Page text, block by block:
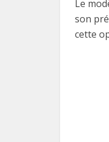
Le
son
cette